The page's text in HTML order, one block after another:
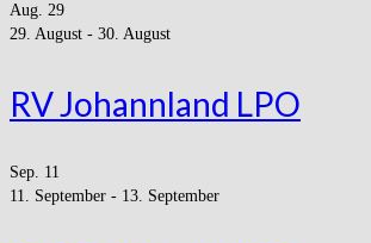
Aug. 29
29. August - 30. August
RV Johannland LPO
Sep. 11
11. September - 13. September